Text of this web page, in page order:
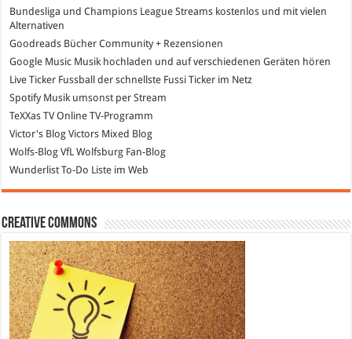
Bundesliga und Champions League Streams kostenlos und mit vielen
Alternativen
Goodreads Bücher Community + Rezensionen
Google Music Musik hochladen und auf verschiedenen Geräten hören
Live Ticker Fussball
der schnellste Fussi Ticker im Netz
SpotifyMusik umsonst per Stream
TeXXas TVOnline TV-Programm
Victor's Blog Victors Mixed Blog
Wolfs-Blog VfL Wolfsburg Fan-Blog
WunderlistTo-Do Liste im Web
Creative Commons